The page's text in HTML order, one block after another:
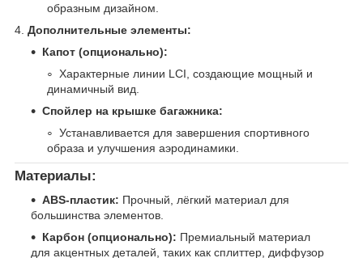
образным дизайном.
4. Дополнительные элементы:
Капот (опционально):
Характерные линии LCI, создающие мощный и
динамичный вид.
Спойлер на крышке багажника:
Устанавливается для завершения спортивного
образа и улучшения аэродинамики.
Материалы:
ABS-пластик: Прочный, лёгкий материал для
большинства элементов.
Карбон (опционально): Премиальный материал
для акцентных деталей, таких как сплиттер, диффузор